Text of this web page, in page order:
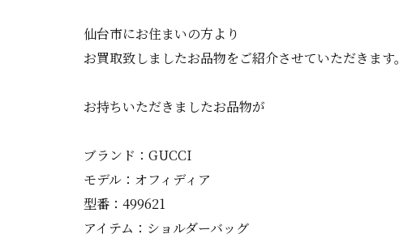
仙台市にお住まいの方より
お買取致しましたお品物をご紹介させていただきます。
お持ちいただきましたお品物が
ブランド：GUCCI
モデル：オフィディア
型番：499621
アイテム：ショルダーバッグ